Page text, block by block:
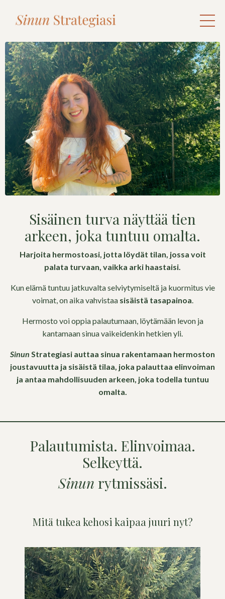
Sisäinen turva näyttää tien
arkeen, joka tuntuu omalta.
Harjoita hermostoasi, jotta löydät tilan, jossa voit
palata turvaan, vaikka arki haastaisi.
Kun elämä tuntuu jatkuvalta selviytymiseltä ja kuormitus vie
voimat, on aika vahvistaa sisäistä tasapainoa.
Hermosto voi oppia palautumaan, löytämään levon ja
kantamaan sinua vaikeidenkin hetkien yli.
Sinun Strategiasi auttaa sinua rakentamaan hermoston
joustavuutta ja sisäistä tilaa, joka palauttaa elinvoiman
ja antaa mahdollisuuden arkeen, joka todella tuntuu
omalta.
Palautumista. Elinvoimaa.
Selkeyttä.
Sinun rytmissäsi.
Mitä tukea kehosi kaipaa juuri nyt?